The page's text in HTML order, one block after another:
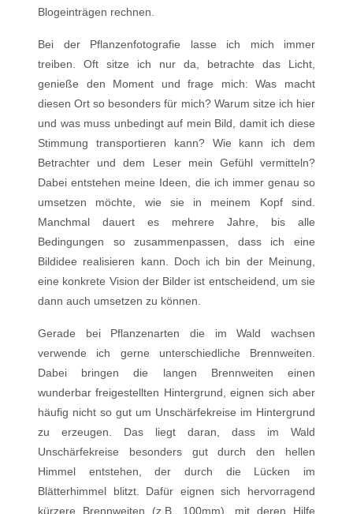
Blogeinträgen rechnen.
Bei der Pflanzenfotografie lasse ich mich immer
treiben. Oft sitze ich nur da, betrachte das Licht,
genieße den Moment und frage mich: Was macht
diesen Ort so besonders für mich? Warum sitze ich hier
und was muss unbedingt auf mein Bild, damit ich diese
Stimmung transportieren kann? Wie kann ich dem
Betrachter und dem Leser mein Gefühl vermitteln?
Dabei entstehen meine Ideen, die ich immer genau so
umsetzen möchte, wie sie in meinem Kopf sind.
Manchmal dauert es mehrere Jahre, bis alle
Bedingungen so zusammenpassen, dass ich eine
Bildidee realisieren kann. Doch ich bin der Meinung,
eine konkrete Vision der Bilder ist entscheidend, um sie
dann auch umsetzen zu können.
Gerade bei Pflanzenarten die im Wald wachsen
verwende ich gerne unterschiedliche Brennweiten.
Dabei bringen die langen Brennweiten einen
wunderbar freigestellten Hintergrund, eignen sich aber
häufig nicht so gut um Unschärfekreise im Hintergrund
zu erzeugen. Das liegt daran, dass im Wald
Unschärfekreise besonders gut durch den hellen
Himmel entstehen, der durch die Lücken im
Blätterhimmel blitzt. Dafür eignen sich hervorragend
kürzere Brennweiten (z.B. 100mm), mit deren Hilfe